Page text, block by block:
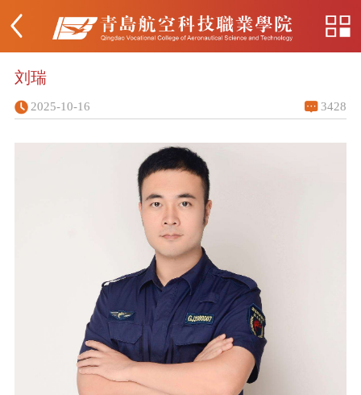
刘瑞
2025-10-16 3428